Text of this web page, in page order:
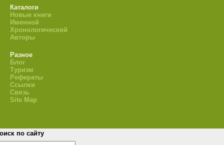
Каталоги
Новые книги
Именной
Хронологический
Авторы
Разное
Блог
Туризм
Рефераты
Ссылки
Связь
Site Map
по сайту